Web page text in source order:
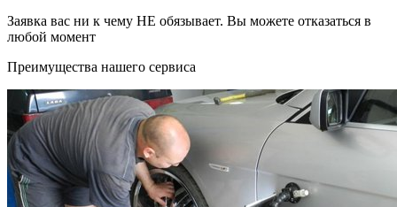
Заявка вас ни к чему НЕ обязывает. Вы можете отказаться в
любой момент
Преимущества нашего сервиса